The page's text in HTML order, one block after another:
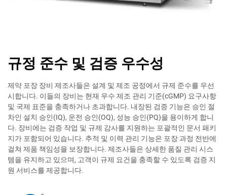
규정 준수 및 검증 우수성
제약 포장 장비 제조사들은 설계 및 제조 공정에서 규제 준수를 우선
시합니다. 이들의 장비는 현재 우수 제조 관리 기준(cGMP) 요구사항
및 국제 표준을 충족하거나 초과합니다. 내장된 검증 기능은 승인 절
차인 설치 승인(IQ), 운전 승인(OQ), 성능 승인(PQ)을 용이하게 합니
다. 장비에는 검증 작업 및 규제 감사를 지원하는 포괄적인 문서 패키
지가 포함되어 있습니다. 추적 및 이력 관리 기능은 포장 과정 전반에
걸쳐 제품 책임성을 보장합니다. 제조사들은 상세한 품질 관리 시스
템을 유지하고 있으며, 고객이 규제 요건을 충족할 수 있도록 검증 지
원 서비스를 제공합니다.